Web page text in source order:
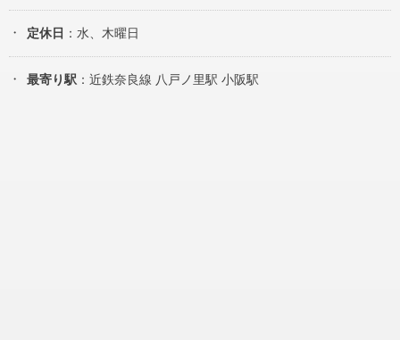
定休日 ：水、木曜日
最寄り駅 ：近鉄奈良線 八戸ノ里駅 小阪駅